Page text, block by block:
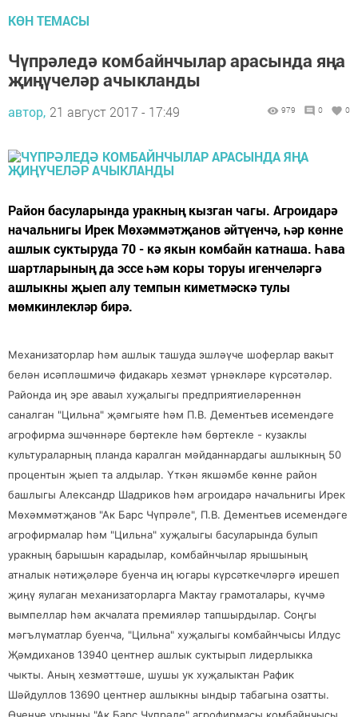
КӨН ТЕМАСЫ
Чүпрәледә комбайнчылар арасында яңа
җиңүчеләр ачыкланды
автор, 21 август 2017 - 17:49 979 0 0
Район басуларында уракның кызган чагы. Агроидарә
начальнигы Ирек Мөхәммәтҗанов әйтүенчә, һәр көнне
ашлык суктыруда 70 - кә якын комбайн катнаша. Һава
шартларының да эссе һәм коры торуы игенчеләргә
ашлыкны җыеп алу темпын киметмәскә тулы
мөмкинлекләр бирә.
Механизаторлар һәм ашлык ташуда эшләүче шоферлар вакыт
белән исәпләшмичә фидакарь хезмәт үрнәкләре күрсәтәләр.
Районда иң эре аваыл хуҗалыгы предприятиеләреннән
саналган "Цильна" җәмгыяте һәм П.В. Дементьев исемендәге
агрофирма эшчәннәре бөртекле һәм бөртекле - кузаклы
культураларның планда каралган мәйданнардагы ашлыкның 50
процентын җыеп та алдылар. Үткән якшәмбе көнне район
башлыгы Александр Шадриков һәм агроидарә начальнигы Ирек
Мөхәммәтҗанов "Ак Барс Чүпрәле", П.В. Дементьев исемендәге
агрофирмалар һәм "Цильна" хуҗалыгы басуларында булып
уракның барышын карадылар, комбайнчылар ярышының
атналык нәтиҗәләре буенча иң югары күрсәткечләргә ирешеп
җиңү яулаган механизаторларга Мактау грамоталары, күчмә
вымпеллар һәм акчалата премияләр тапшырдылар. Соңгы
мәгълүматлар буенча, "Цильна" хуҗалыгы комбайнчысы Илдус
Җәмдиханов 13940 центнер ашлык суктырып лидерлыкка
чыкты. Аның хезмәттәше, шушы ук хуҗалыктан Рафик
Шәйдуллов 13690 центнер ашлыкны ындыр табагына озатты.